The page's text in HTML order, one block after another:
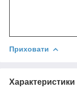
Приховати
Характеристики